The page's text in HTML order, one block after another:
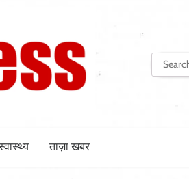
Search
for:
ताज़ा खबर